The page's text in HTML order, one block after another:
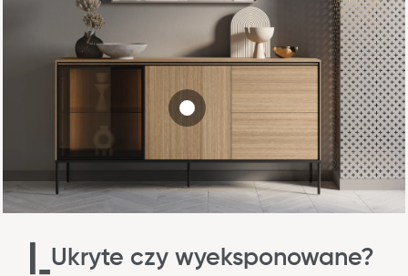
Ukryte czy wyeksponowane?